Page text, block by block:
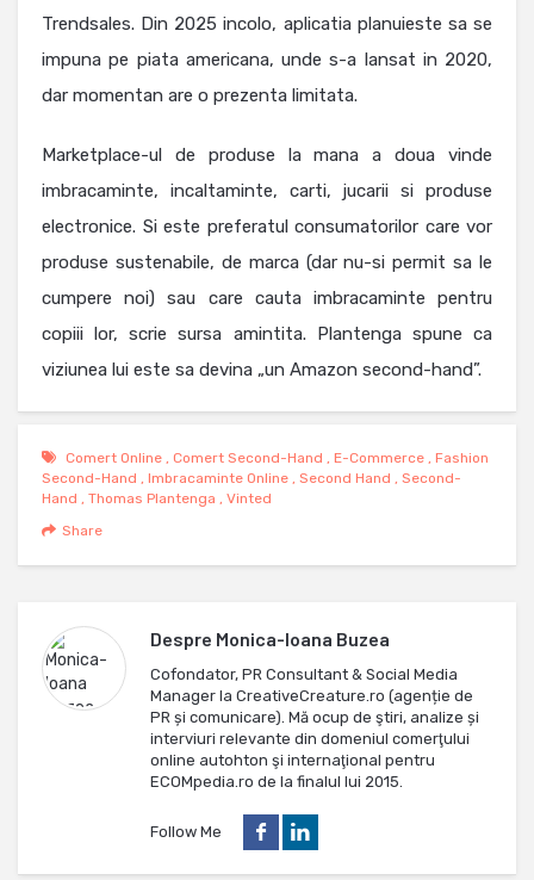
Trendsales. Din 2025 incolo, aplicatia planuieste sa se
impuna pe piata americana, unde s-a lansat in 2020,
dar momentan are o prezenta limitata.
Marketplace-ul de produse la mana a doua vinde
imbracaminte, incaltaminte, carti, jucarii si produse
electronice. Si este preferatul consumatorilor care vor
produse sustenabile, de marca (dar nu-si permit sa le
cumpere noi) sau care cauta imbracaminte pentru
copiii lor, scrie sursa amintita. Plantenga spune ca
viziunea lui este sa devina „un Amazon second-hand”.
Comert Online , Comert Second-Hand , E-Commerce , Fashion
Second-Hand , Imbracaminte Online , Second Hand , Second-
Hand , Thomas Plantenga , Vinted
Share
Despre Monica-Ioana Buzea
Cofondator, PR Consultant & Social Media
Manager la CreativeCreature.ro (agenție de
PR și comunicare). Mă ocup de ştiri, analize și
interviuri relevante din domeniul comerţului
online autohton şi internaţional pentru
ECOMpedia.ro de la finalul lui 2015.
Follow Me